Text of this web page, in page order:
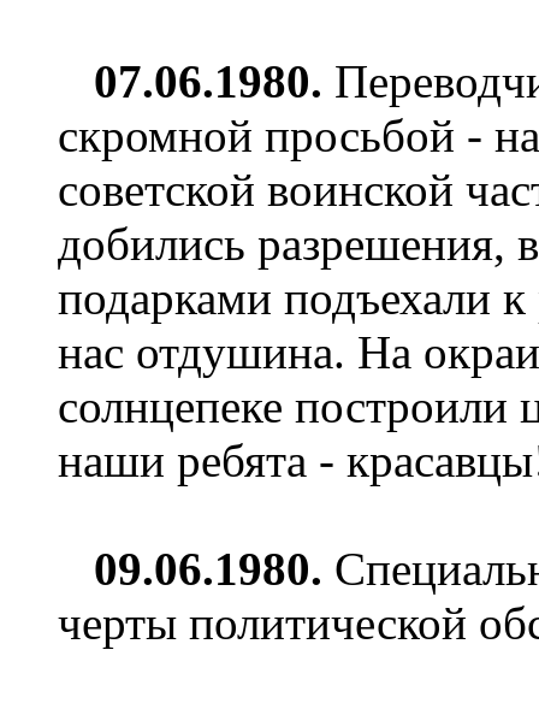
07.06.1980.
скромной просьбой -
советской воинской
добились разрешения,
подарками подъехали
нас отдушина. На
солнцепеке
наши ребята -
09.06.1980.
черты политической